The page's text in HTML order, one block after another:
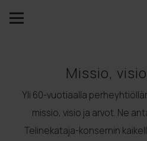
Missio,
Yli 60-vuotiaalla
missio, visio ja arvot. Ne
Telinekataja-konsernin